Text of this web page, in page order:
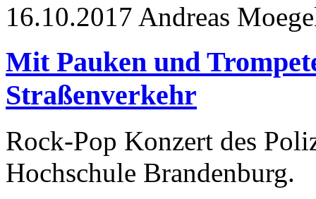
16.10.2017 Andreas
Mit Pauken und
Straßenverkehr
Rock-Pop Konzert des
Hochschule Brandenburg.